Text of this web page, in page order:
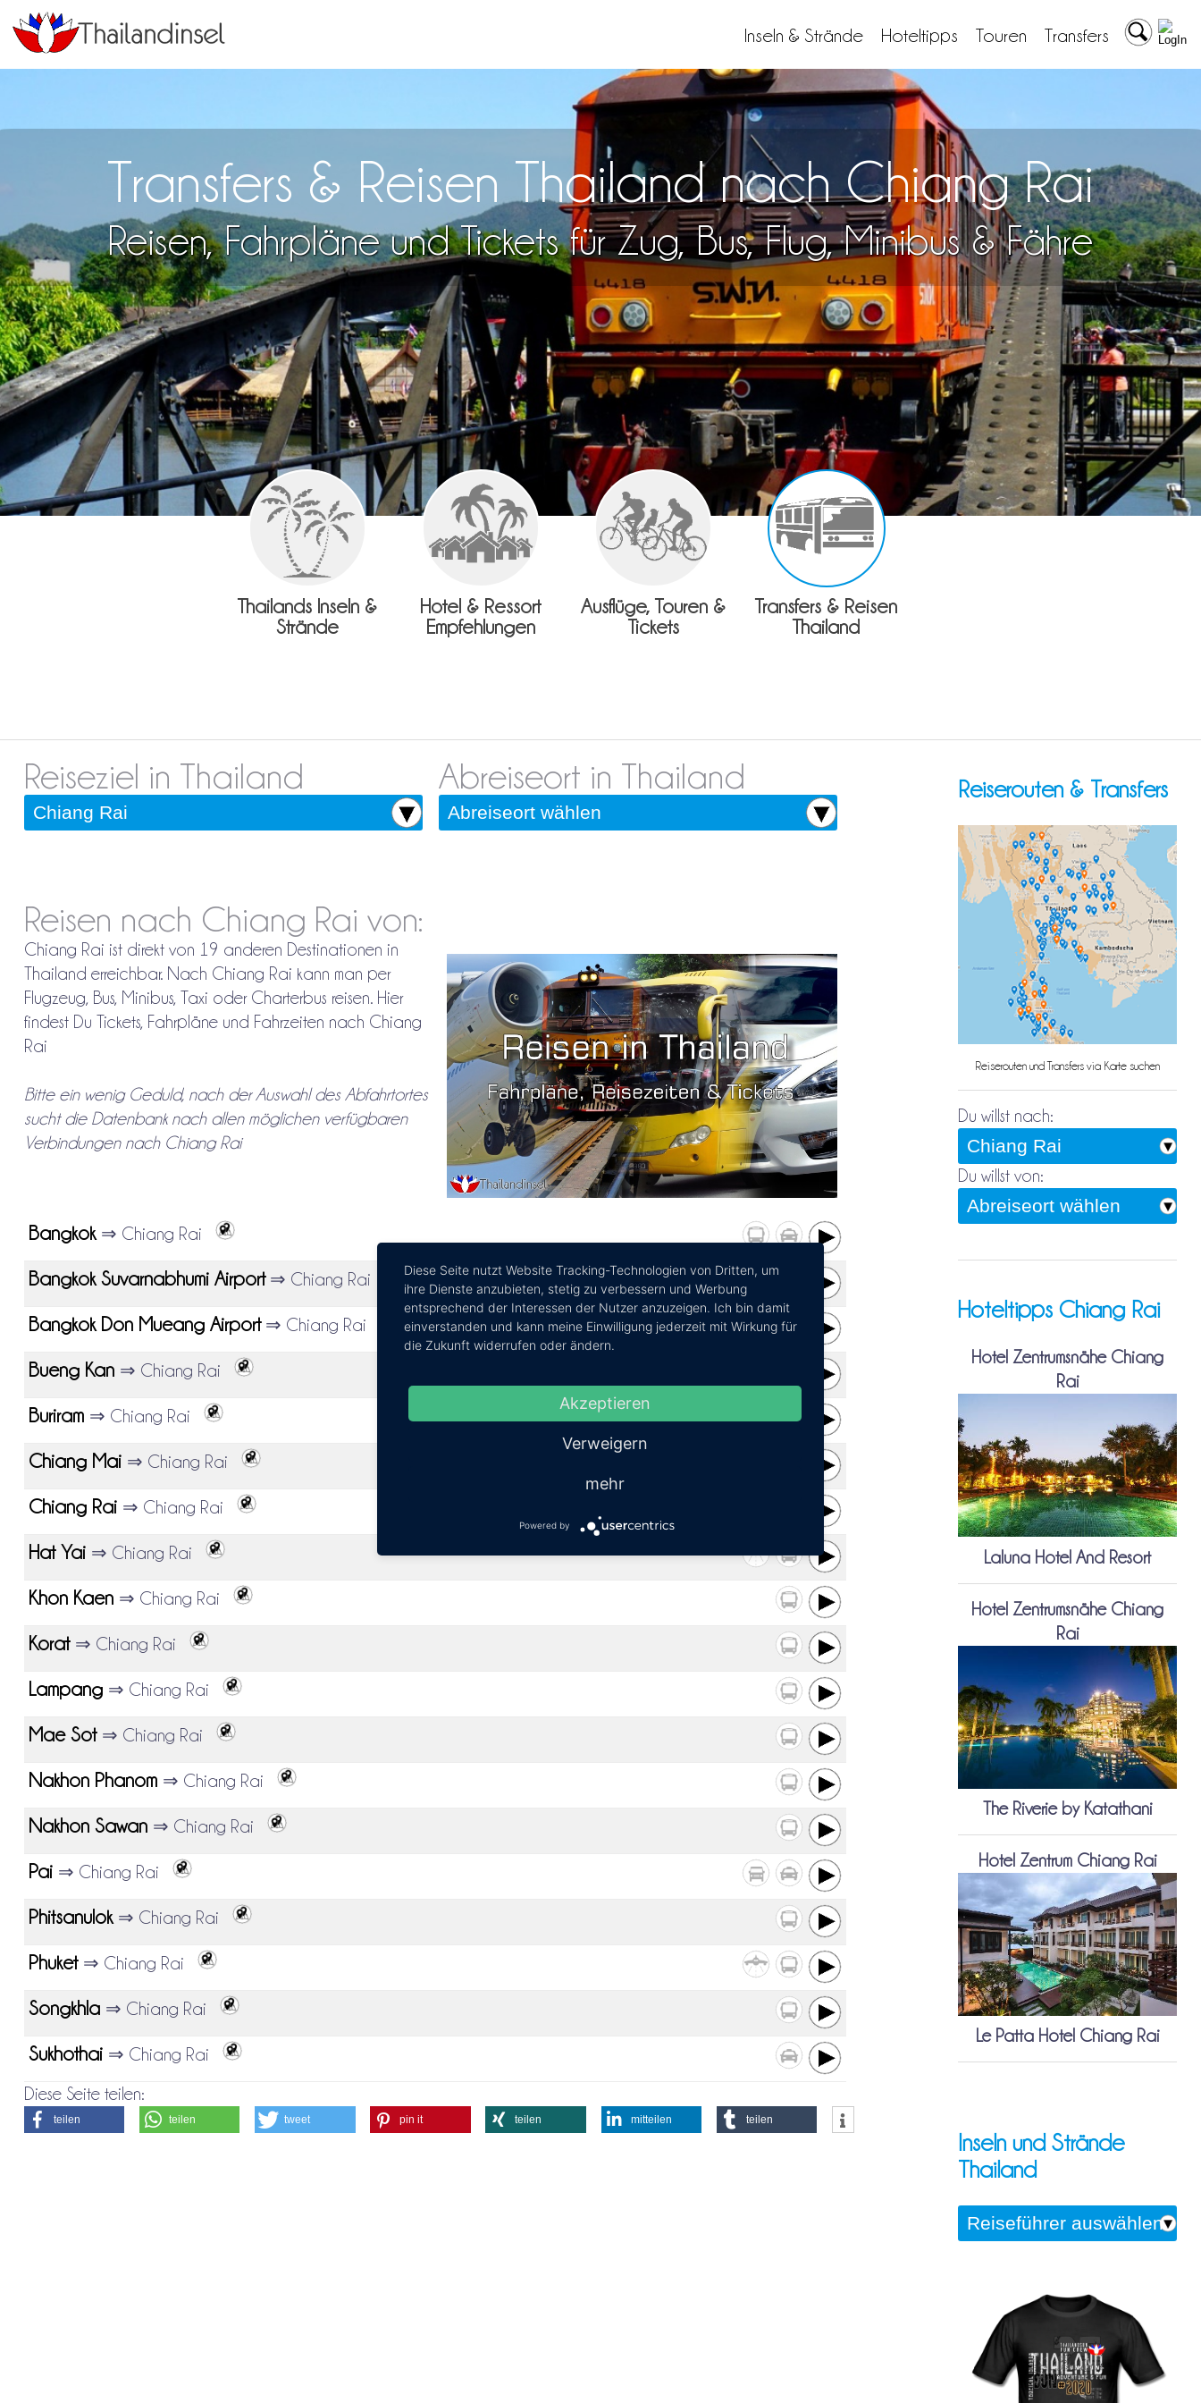
Transfers
Touren
Hoteltipps
Inseln & Strände
Transfers & Reisen Thailand nach Chiang Rai
Reisen, Fahrpläne und Tickets für Zug, Bus, Flug, Minibus & Fähre
Thailands Inseln &
Strände
Hotel & Ressort
Empfehlungen
Ausflüge, Touren &
Tickets
Transfers & Reisen
Thailand
Reiseziel in Thailand Abreiseort in Thailand
Reisen nach Chiang Rai von:
Chiang Rai ist direkt von 19 anderen Destinationen in
Thailand erreichbar. Nach Chiang Rai kann man per
Flugzeug, Bus, Minibus, Taxi oder Charterbus reisen. Hier
findest Du Tickets, Fahrpläne und Fahrzeiten nach Chiang
Rai
Bitte ein wenig Geduld, nach der Auswahl des Abfahrtortes
sucht die Datenbank nach allen möglichen verfügbaren
Verbindungen nach Chiang Rai
Bangkok ⇒ Chiang Rai
Bangkok Suvarnabhumi Airport⇒ Chiang Rai
Bangkok Don Mueang Airport⇒ Chiang Rai
Bueng Kan ⇒ Chiang Rai
Buriram ⇒ Chiang Rai
Chiang Mai ⇒ Chiang Rai
Chiang Rai ⇒ Chiang Rai
Hat Yai ⇒ Chiang Rai
Khon Kaen ⇒ Chiang Rai
Korat ⇒ Chiang Rai
Lampang ⇒ Chiang Rai
Mae Sot ⇒ Chiang Rai
Nakhon Phanom ⇒ Chiang Rai
Nakhon Sawan ⇒ Chiang Rai
Pai ⇒ Chiang Rai
Phitsanulok ⇒ Chiang Rai
Phuket ⇒ Chiang Rai
Songkhla ⇒ Chiang Rai
Sukhothai ⇒ Chiang Rai
Diese Seite teilen:
teilen teilen tweet pin it teilen mitteilen teilen
Reiserouten & Transfers
Reiserouten und Transfers via Karte suchen
Du willst nach:
Du willst von:
Hoteltipps Chiang Rai
Hotel Zentrumsnähe Chiang
Rai
Laluna Hotel And Resort
Hotel Zentrumsnähe Chiang
Rai
The Riverie by Katathani
Hotel Zentrum Chiang Rai
Le Patta Hotel Chiang Rai
Inseln und Strände
Thailand
Diese Seite nutzt Website Tracking-Technologien von Dritten, um
ihre Dienste anzubieten, stetig zu verbessern und Werbung
entsprechend der Interessen der Nutzer anzuzeigen. Ich bin damit
einverstanden und kann meine Einwilligung jederzeit mit Wirkung für
die Zukunft widerrufen oder ändern.
Akzeptieren
Verweigern
mehr
Powered by